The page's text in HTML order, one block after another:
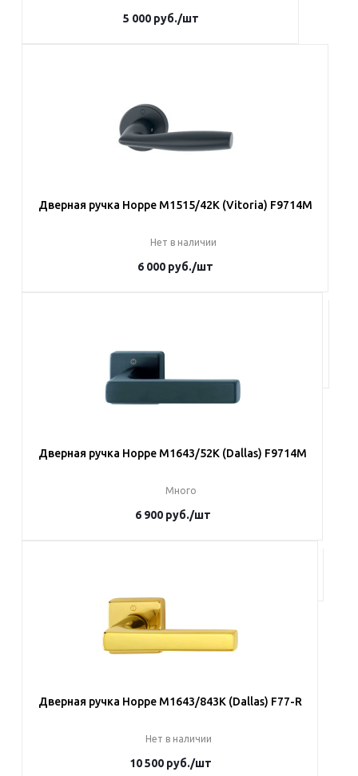
5 000руб./шт
Дверная ручка Hoppe M1515/42K (Vitoria) F9714M
Нет в наличии
6 000 руб./шт
Наши менеджеры обязательно свяжутся с вами и уточнят
условия заказа
Дверная ручка Hoppe M1643/52K (Dallas) F9714M
Много
6 900руб./шт
Дверная ручка Hoppe M1643/843K (Dallas) F77-R
Нет в наличии
10 500руб./шт